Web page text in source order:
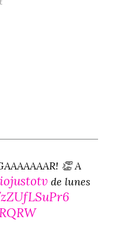
👏 A
de lunes